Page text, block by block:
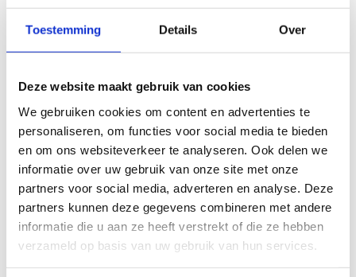
Toestemming Details Over
Deze website maakt gebruik van cookies
We gebruiken cookies om content en advertenties te
personaliseren, om functies voor social media te bieden
en om ons websiteverkeer te analyseren. Ook delen we
informatie over uw gebruik van onze site met onze
partners voor social media, adverteren en analyse. Deze
partners kunnen deze gegevens combineren met andere
informatie die u aan ze heeft verstrekt of die ze hebben
verzameld op basis van uw gebruik van hun services.
Geef aan tot welk domein jouw vraag behoort
KIES EEN DOMEIN
Jouw vraag